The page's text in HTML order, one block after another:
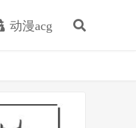
动漫acg